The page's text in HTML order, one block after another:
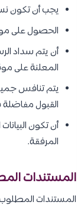
يجب أن تكون
الحصول على
أن يتم سداد
المعلنة على
يتم تنافس
القبول مفاضلة
أن تكون
المرفقة.
المستندات
المستندات المطلوب